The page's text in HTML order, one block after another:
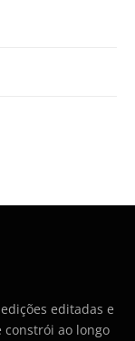
editadas e
constrói ao longo